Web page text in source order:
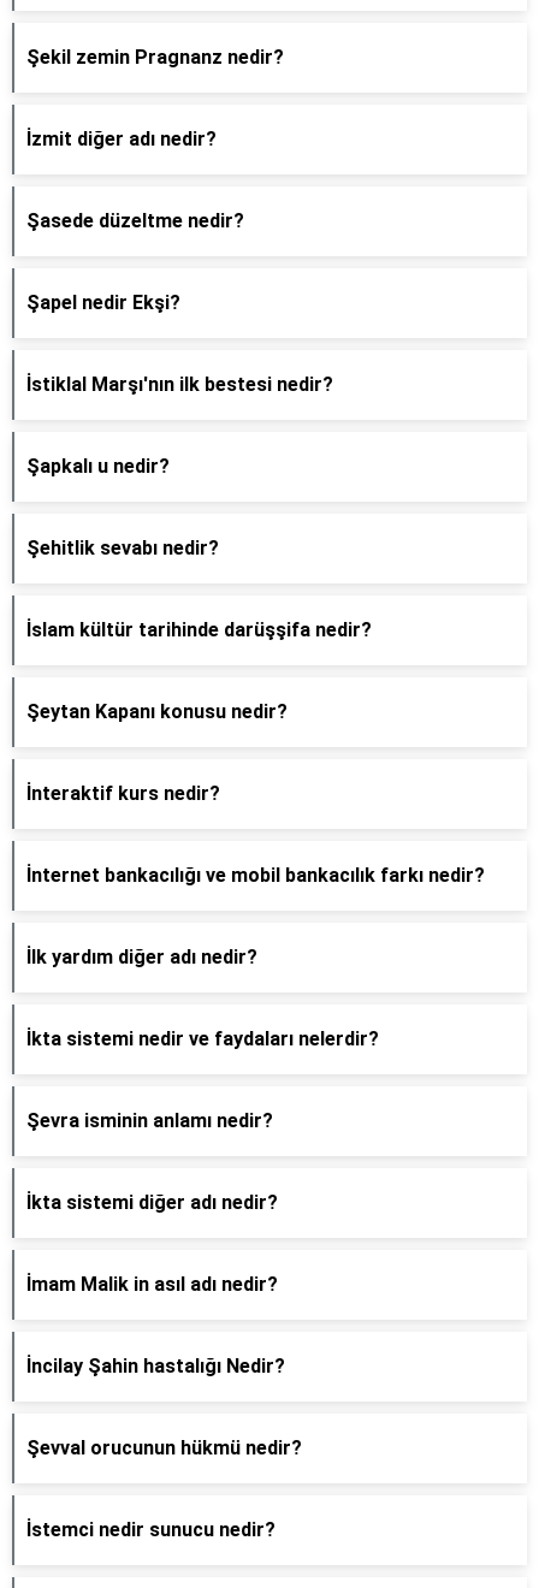
Şekil zemin Pragnanz nedir?
İzmit diğer adı nedir?
Şasede düzeltme nedir?
Şapel nedir Ekşi?
İstiklal Marşı'nın ilk bestesi nedir?
Şapkalı u nedir?
Şehitlik sevabı nedir?
İslam kültür tarihinde darüşşifa nedir?
Şeytan Kapanı konusu nedir?
İnteraktif kurs nedir?
İnternet bankacılığı ve mobil bankacılık farkı nedir?
İlk yardım diğer adı nedir?
İkta sistemi nedir ve faydaları nelerdir?
Şevra isminin anlamı nedir?
İkta sistemi diğer adı nedir?
İmam Malik in asıl adı nedir?
İncilay Şahin hastalığı Nedir?
Şevval orucunun hükmü nedir?
İstemci nedir sunucu nedir?